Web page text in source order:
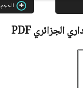
الحجم
الجزائريPDF